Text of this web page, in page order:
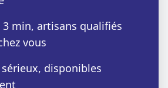
3 min, artisans qualifiés
vous
disponibles